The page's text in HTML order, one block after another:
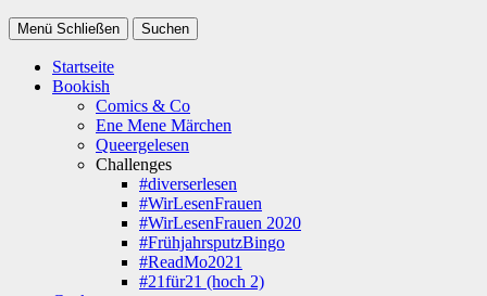
Menü Schließen Suchen
Startseite
Bookish
Comics & Co
Ene Mene Märchen
Queergelesen
Challenges
#diverserlesen
#WirLesenFrauen
#WirLesenFrauen 2020
#FrühjahrsputzBingo
#ReadMo2021
#21für21 (hoch 2)